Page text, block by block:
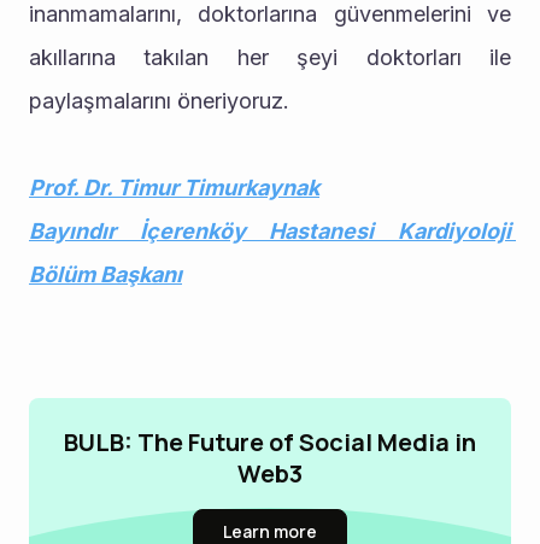
inanmamalarını, doktorlarına güvenmelerini ve
akıllarına takılan her şeyi doktorları ile
paylaşmalarını öneriyoruz.
Prof. Dr. Timur Timurkaynak
Bayındır İçerenköy Hastanesi Kardiyoloji
Bölüm Başkanı
BULB: The Future of Social Media in
Web3
Learn more